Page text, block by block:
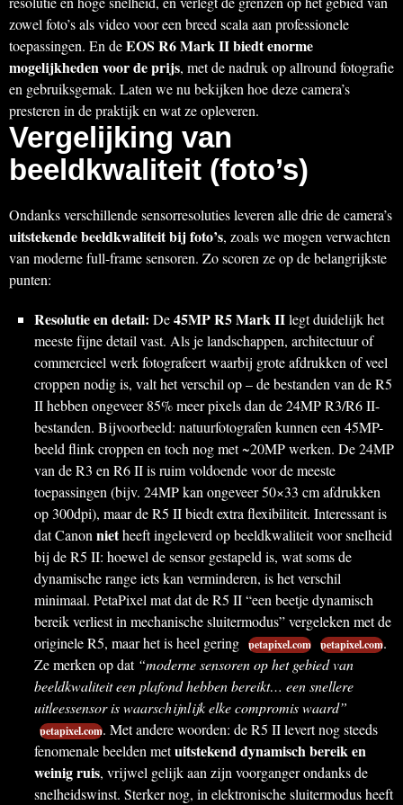
zowel foto’s als video voor een breed scala aan professionele
toepassingen. En deEOS R6 Mark II biedt enorme
mogelijkheden voor de prijs, met de nadruk op allround fotografie
en gebruiksgemak. Laten we nu bekijken hoe deze camera’s
presteren in de praktijk en wat ze opleveren.
Vergelijking van
beeldkwaliteit (foto’s)
Ondanks verschillende sensorresoluties leveren alle drie de camera’s
uitstekende beeldkwaliteit bij foto’s, zoals we mogen verwachten
van moderne full-frame sensoren. Zo scoren ze op de belangrijkste
punten:
Resolutie en detail: De45MP R5 Mark IIlegt duidelijk het
meeste fijne detail vast. Als je landschappen, architectuur of
commercieel werk fotografeert waarbij grote afdrukken of veel
croppen nodig is, valt het verschil op – de bestanden van de R5
II hebben ongeveer 85% meer pixels dan de 24MP R3/R6 II-
bestanden. Bijvoorbeeld: natuurfotografen kunnen een 45MP-
beeld flink croppen en toch nog met ~20MP werken. De 24MP
van de R3 en R6 II is ruim voldoende voor de meeste
toepassingen (bijv. 24MP kan ongeveer 50×33 cm afdrukken
op 300dpi), maar de R5 II biedt extra flexibiliteit. Interessant is
dat Canonnietheeft ingeleverd op beeldkwaliteit voor snelheid
bij de R5 II: hoewel de sensor gestapeld is, wat soms de
dynamische range iets kan verminderen, is het verschil
minimaal. PetaPixel mat dat de R5 II “een beetje dynamisch
bereik verliest in mechanische sluitermodus” vergeleken met de
originele R5, maar het is heel gering petapixel.com petapixel.com.
Ze merken op dat “moderne sensoren op het gebied van
beeldkwaliteit een plafond hebben bereikt… een snellere
uitleessensor is waarschijnlijk elke compromis waard”
petapixel.com. Met andere woorden: de R5 II levert nog steeds
fenomenale beelden metuitstekend dynamisch bereik en
weinig ruis, vrijwel gelijk aan zijn voorganger ondanks de
snelheidswinst. Sterker nog, in elektronische sluitermodus heeft